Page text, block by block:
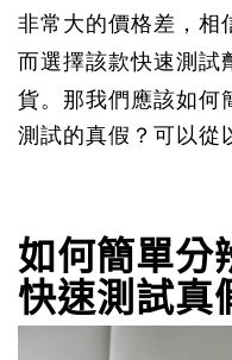
非常大的價格差，相
而選擇該款快速測試
貨。 那我們應該如何
測試的真假？可以從
如何簡單分
快速測試真